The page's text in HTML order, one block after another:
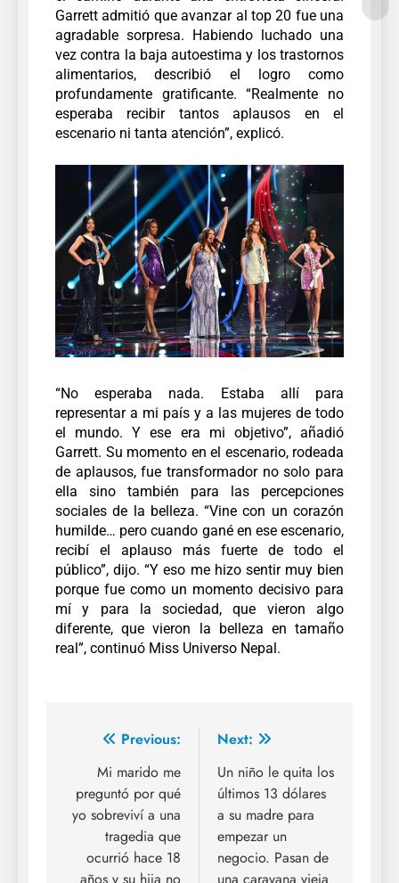
Garrett admitió que avanzar al top 20 fue una
agradable sorpresa. Habiendo luchado una
vez contra la baja autoestima y los trastornos
alimentarios, describió el logro como
profundamente gratificante. “Realmente no
esperaba recibir tantos aplausos en el
escenario ni tanta atención”, explicó.
“No esperaba nada. Estaba allí para
representar a mi país y a las mujeres de todo
el mundo. Y ese era mi objetivo”, añadió
Garrett. Su momento en el escenario, rodeada
de aplausos, fue transformador no solo para
ella sino también para las percepciones
sociales de la belleza. “Vine con un corazón
humilde… pero cuando gané en ese escenario,
recibí el aplauso más fuerte de todo el
público”, dijo.“Y eso me hizo sentir muy bien
porque fue como un momento decisivo para
mí y para la sociedad, que vieron algo
diferente, que vieron la belleza en tamaño
real”, continuó Miss Universo Nepal.
Previous:
Mi marido me
preguntó por qué
yo sobreviví a una
tragedia que
ocurrió hace 18
Next:
Un niño le quita los
últimos 13 dólares
a su madre para
empezar un
negocio. Pasan de